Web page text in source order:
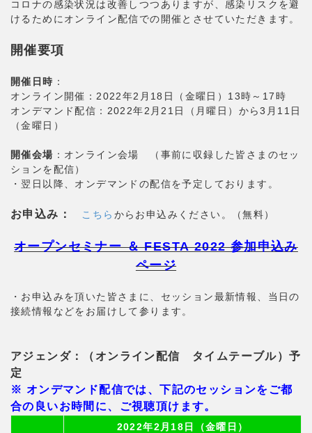
コロナの感染状況は改善しつつありますが、感染リスクを避
けるためにオンライン配信での開催とさせていただきます。
開催要項
開催日時 ：
オンライン開催：2022年2月18日（金曜日）13時～17時
オンデマンド配信：2022年2月21日（月曜日）から3月11日
（金曜日）
開催会場 ：オンライン会場 （事前に収録した皆さまのセッ
ションを配信）
・翌日以降、オンデマンドの配信を予定しております。
お申込み： こちら からお申込みください。（無料）
オープンセミナー ＆ FESTA 2022 参加申込み
ページ
・お申込みを頂いた皆さまに、セッション最新情報、当日の
接続情報などをお届けして参ります。
アジェンダ：（オンライン配信 タイムテーブル）予
定
※ オンデマンド配信では、下記のセッションをご都
合の良いお時間に、ご視聴頂けます。
2022年2月18日（金曜日）